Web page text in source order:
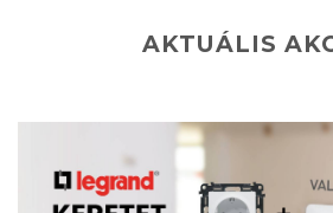
AKTUÁLIS